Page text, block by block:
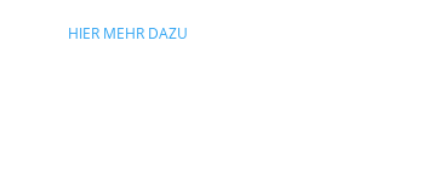
HIER MEHR DAZU